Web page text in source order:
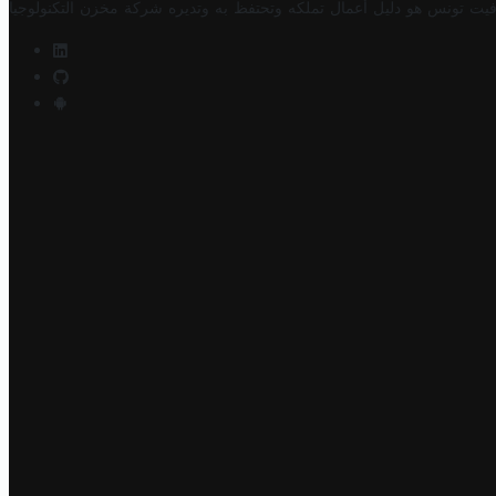
تونس هو دليل أعمال تملكه وتحتفظ به وتديره شركة مخزن التكنولوجيا